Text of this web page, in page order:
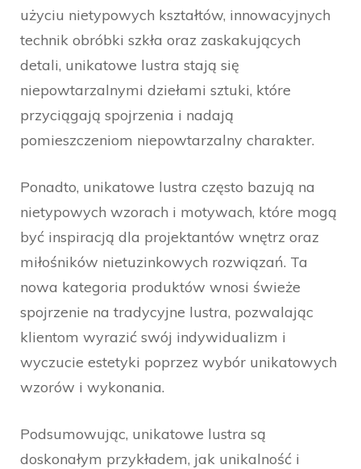
użyciu nietypowych kształtów, innowacyjnych
technik obróbki szkła oraz zaskakujących
detali, unikatowe lustra stają się
niepowtarzalnymi dziełami sztuki, które
przyciągają spojrzenia i nadają
pomieszczeniom niepowtarzalny charakter.
Ponadto, unikatowe lustra często bazują na
nietypowych wzorach i motywach, które mogą
być inspiracją dla projektantów wnętrz oraz
miłośników nietuzinkowych rozwiązań. Ta
nowa kategoria produktów wnosi świeże
spojrzenie na tradycyjne lustra, pozwalając
klientom wyrazić swój indywidualizm i
wyczucie estetyki poprzez wybór unikatowych
wzorów i wykonania.
Podsumowując, unikatowe lustra są
doskonałym przykładem, jak unikalność i